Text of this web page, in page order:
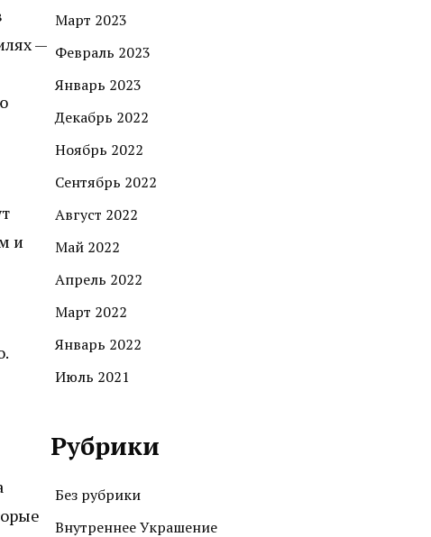
—
и
Март 2023
Февраль 2023
Январь 2023
Декабрь 2022
Ноябрь 2022
Сентябрь 2022
Август 2022
Май 2022
Апрель 2022
Март 2022
Январь 2022
Июль 2021
Рубрики
Без рубрики
Внутреннее Украшение